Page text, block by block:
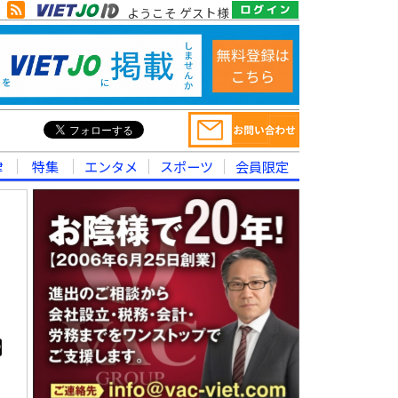
ようこそ ゲスト様
特集 エンタメ スポーツ 会員限定